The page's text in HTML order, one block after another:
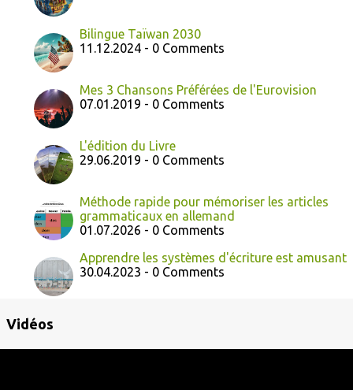
Bilingue Taïwan 2030
11.12.2024 - 0 Comments
Mes 3 Chansons Préférées de l'Eurovision
07.01.2019 - 0 Comments
L'édition du Livre
29.06.2019 - 0 Comments
Méthode rapide pour mémoriser les articles
grammaticaux en allemand
01.07.2026 - 0 Comments
Apprendre les systèmes d'écriture est amusant
30.04.2023 - 0 Comments
Vidéos